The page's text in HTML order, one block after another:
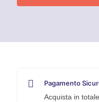
Spray
Pagamento
Acquista in